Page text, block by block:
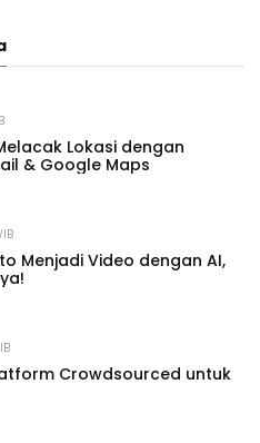
Lokasi dengan
& Google Maps
Menjadi Video dengan AI,
Crowdsourced untuk